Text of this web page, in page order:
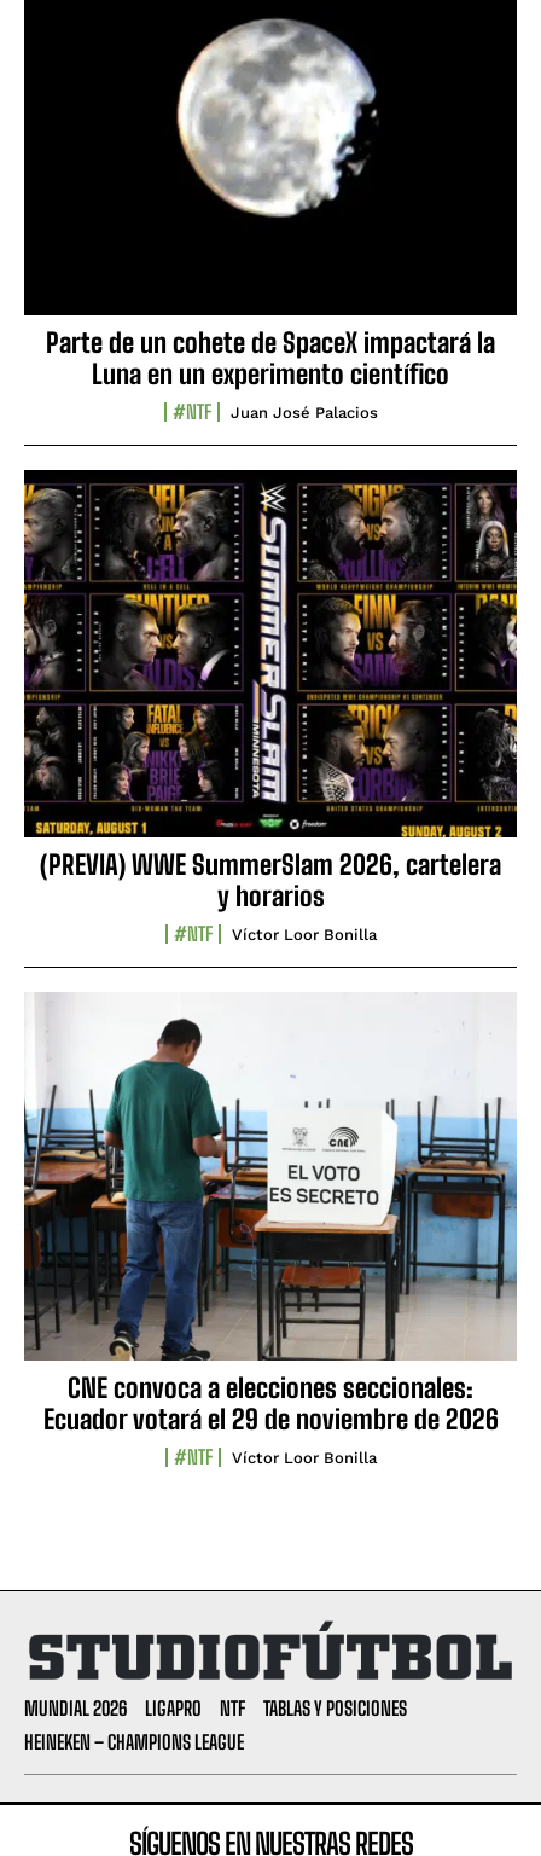
Parte de un cohete de SpaceX impactará la
Luna en un experimento científico
#NTF Juan José Palacios
(PREVIA) WWE SummerSlam 2026, cartelera
y horarios
#NTF Víctor Loor Bonilla
CNE convoca a elecciones seccionales:
Ecuador votará el 29 de noviembre de 2026
#NTF Víctor Loor Bonilla
MUNDIAL 2026 LIGAPRO NTF
TABLAS Y POSICIONES
HEINEKEN – CHAMPIONS LEAGUE
SÍGUENOS EN NUESTRAS REDES